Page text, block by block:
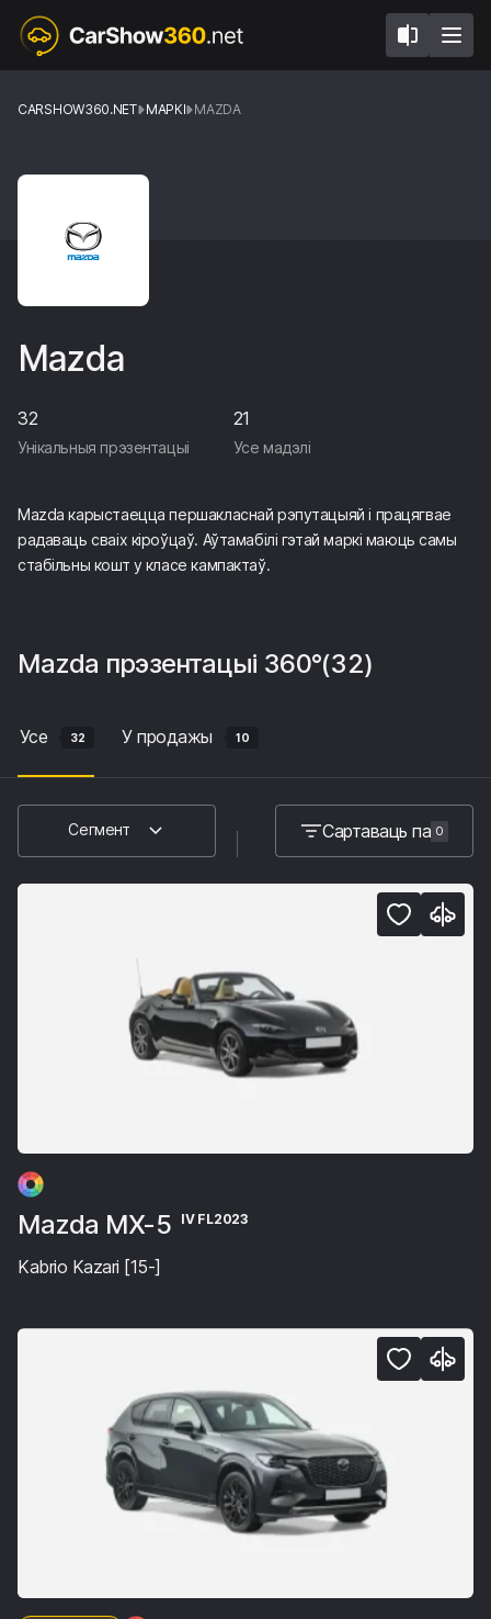
CARSHOW360.NET МАРКІ MAZDA
Mazda
32
Унікальныя прэзентацыі
21
Усе мадэлі
Mazda карыстаецца першакласнай рэпутацыяй і працягвае
радаваць сваіх кіроўцаў. Аўтамабілі гэтай маркі маюць самы
стабільны кошт у класе кампактаў.
Mazda прэзентацыі 360°(32)
Усе 32 У продажы 10
Сегмент Сартаваць па 0
Mazda MX-5 IV FL2023
Kabrio Kazari [15-]